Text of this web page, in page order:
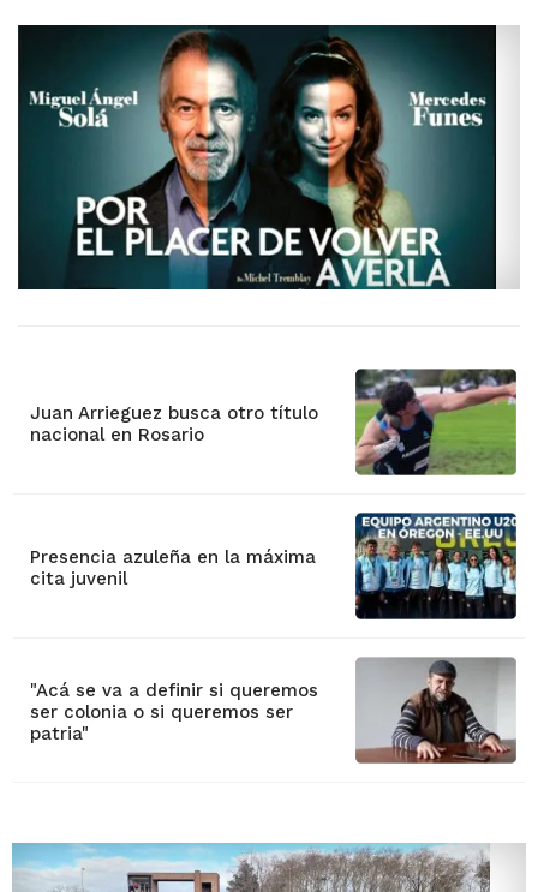
Juan Arrieguez busca otro título
nacional en Rosario
Presencia azuleña en la máxima
cita juvenil
"Acá se va a definir si queremos
ser colonia o si queremos ser
patria"